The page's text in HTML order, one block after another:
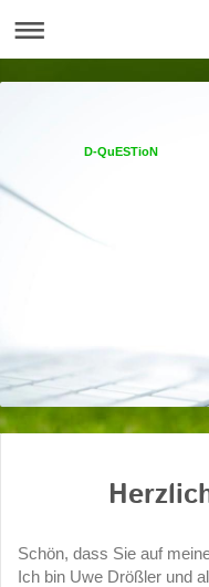
D-QuESTioN
Schön, dass Sie auf
Ich bin Uwe Drößler und